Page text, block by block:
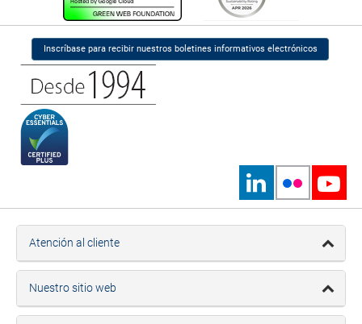
Inscríbase para recibir nuestros boletines informativos electrónicos
Atención al cliente
Nuestro sitio web